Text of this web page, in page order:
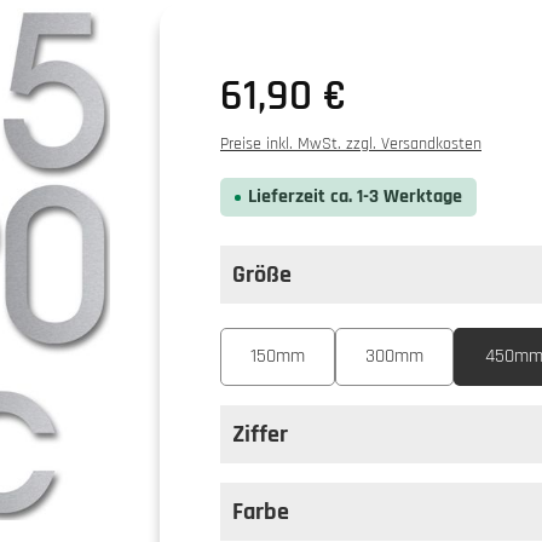
Regulärer Preis:
61,90 €
Preise inkl. MwSt. zzgl. Versandkosten
Lieferzeit ca. 1-3 Werktage
Größe
Größeauswählen
150mm 300mm 450mm
Ziffer
Farbe